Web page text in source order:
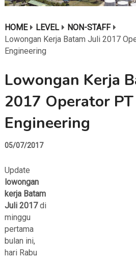
HOME LEVEL
NON-STAFF
Lowongan Kerja Batam Juli 2017
Engineering
Lowongan Kerja
2017 Operator PT
Engineering
05/07/2017
Update
lowongan
kerja Batam
Juli 2017di
minggu
pertama
bulan ini,
hari Rabu